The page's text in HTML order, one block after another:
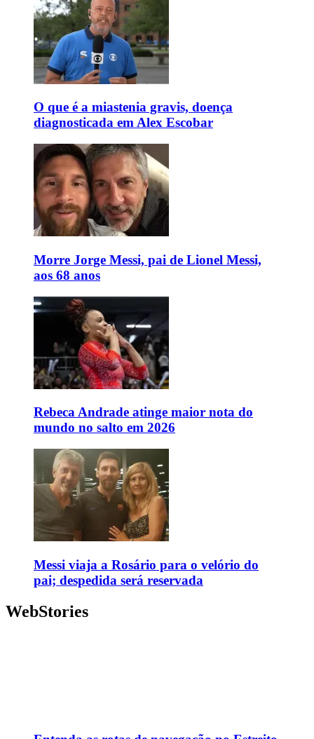
O que é a miastenia gravis, doença
diagnosticada em Alex Escobar
Morre Jorge Messi, pai de Lionel Messi,
aos 68 anos
Rebeca Andrade atinge maior nota do
mundo no salto em 2026
Messi viaja a Rosário para o velório do
pai; despedida será reservada
WebStories